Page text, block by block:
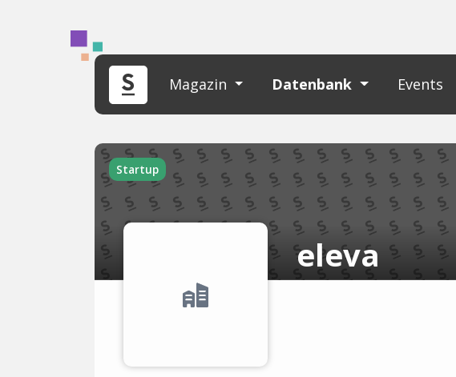
Magazin Datenbank Events
Startup
eleva